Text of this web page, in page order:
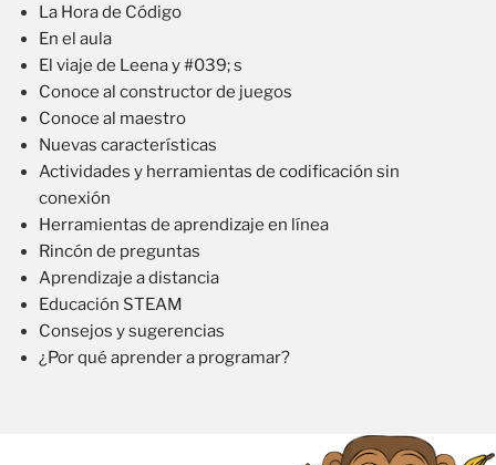
La Hora de Código
En el aula
El viaje de Leena y #039; s
Conoce al constructor de juegos
Conoce al maestro
Nuevas características
Actividades y herramientas de codificación sin
conexión
Herramientas de aprendizaje en línea
Rincón de preguntas
Aprendizaje a distancia
Educación STEAM
Consejos y sugerencias
¿Por qué aprender a programar?